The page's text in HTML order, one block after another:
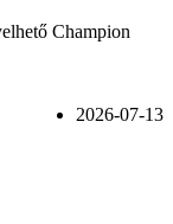
Champion
2026-07-13